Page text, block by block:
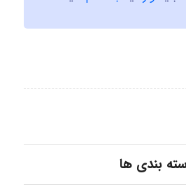
بندی ها